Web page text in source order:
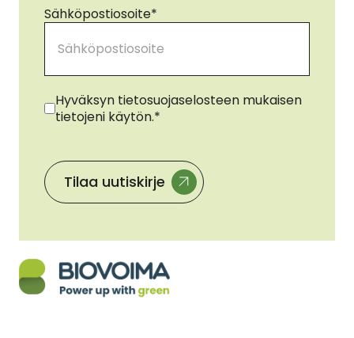
Sähköpostiosoite*
Suostumus*
Hyväksyn tietosuojaselosteen mukaisen
tietojeni käytön.*